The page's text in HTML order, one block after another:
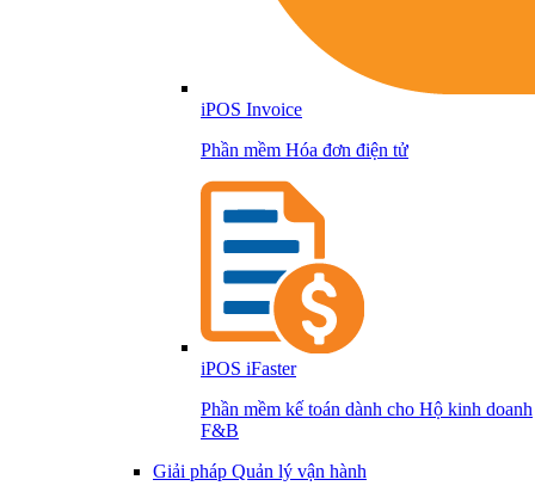
iPOS Invoice
Phần mềm Hóa đơn điện tử
iPOS iFaster
Phần mềm kế toán dành cho Hộ kinh doanh
F&B
Giải pháp Quản lý vận hành